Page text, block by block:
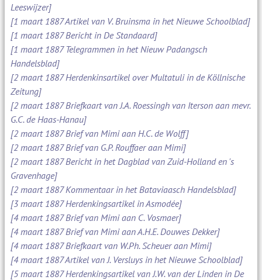
Leeswijzer]
[1 maart 1887 Artikel van V. Bruinsma in het Nieuwe Schoolblad]
[1 maart 1887 Bericht in De Standaard]
[1 maart 1887 Telegrammen in het Nieuw Padangsch
Handelsblad]
[2 maart 1887 Herdenkinsartikel over Multatuli in de Köllnische
Zeitung]
[2 maart 1887 Briefkaart van J.A. Roessingh van Iterson aan mevr.
G.C. de Haas-Hanau]
[2 maart 1887 Brief van Mimi aan H.C. de Wolff]
[2 maart 1887 Brief van G.P. Rouffaer aan Mimi]
[2 maart 1887 Bericht in het Dagblad van Zuid-Holland en 's
Gravenhage]
[2 maart 1887 Kommentaar in het Bataviaasch Handelsblad]
[3 maart 1887 Herdenkingsartikel in Asmodée]
[4 maart 1887 Brief van Mimi aan C. Vosmaer]
[4 maart 1887 Brief van Mimi aan A.H.E. Douwes Dekker]
[4 maart 1887 Briefkaart van W.Ph. Scheuer aan Mimi]
[4 maart 1887 Artikel van J. Versluys in het Nieuwe Schoolblad]
[5 maart 1887 Herdenkingsartikel van J.W. van der Linden in De